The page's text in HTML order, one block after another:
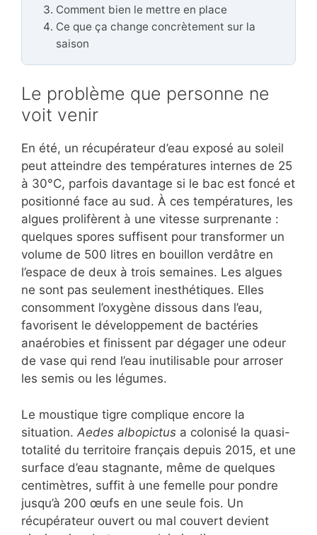
Comment bien le mettre en place
Ce que ça change concrètement sur la
saison
Le problème que personne ne
voit venir
En été, un récupérateur d’eau exposé au soleil
peut atteindre des températures internes de 25
à 30°C, parfois davantage si le bac est foncé et
positionné face au sud. À ces températures, les
algues prolifèrent à une vitesse surprenante :
quelques spores suffisent pour transformer un
volume de 500 litres en bouillon verdâtre en
l’espace de deux à trois semaines. Les algues
ne sont pas seulement inesthétiques. Elles
consomment l’oxygène dissous dans l’eau,
favorisent le développement de bactéries
anaérobies et finissent par dégager une odeur
de vase qui rend l’eau inutilisable pour arroser
les semis ou les légumes.
Le moustique tigre complique encore la
situation. Aedes albopictus a colonisé la quasi-
totalité du territoire français depuis 2015, et une
surface d’eau stagnante, même de quelques
centimètres, suffit à une femelle pour pondre
jusqu’à 200 œufs en une seule fois. Un
récupérateur ouvert ou mal couvert devient